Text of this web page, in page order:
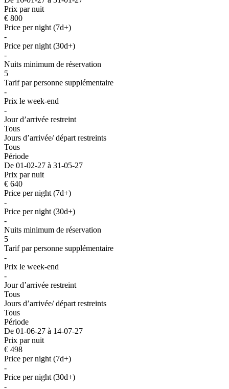
Prix par nuit
€ 800
Price per night (7d+)
-
Price per night (30d+)
-
Nuits minimum de réservation
5
Tarif par personne supplémentaire
-
Prix le week-end
-
Jour d’arrivée restreint
Tous
Jours d’arrivée/ départ restreints
Tous
Période
De 01-02-27 à 31-05-27
Prix par nuit
€ 640
Price per night (7d+)
-
Price per night (30d+)
-
Nuits minimum de réservation
5
Tarif par personne supplémentaire
-
Prix le week-end
-
Jour d’arrivée restreint
Tous
Jours d’arrivée/ départ restreints
Tous
Période
De 01-06-27 à 14-07-27
Prix par nuit
€ 498
Price per night (7d+)
-
Price per night (30d+)
-